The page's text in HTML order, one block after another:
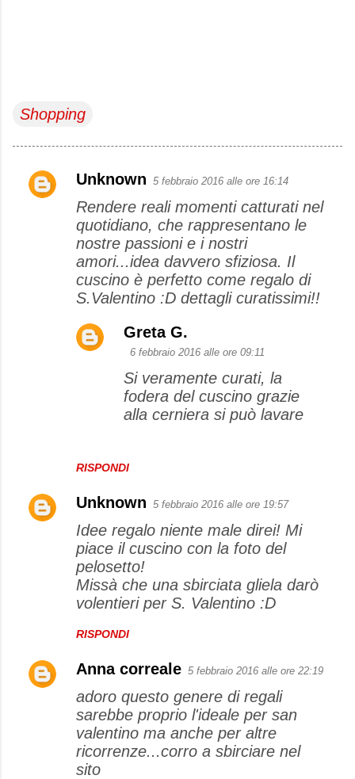
Shopping
C
Unknown 5 febbraio 2016 alle ore 16:14
Rendere reali momenti catturati nel
quotidiano, che rappresentano le
nostre passioni e i nostri
amori...idea davvero sfiziosa. Il
cuscino è perfetto come regalo di
S.Valentino :D dettagli curatissimi!!
RISPONDI
Greta G.
6 febbraio 2016 alle ore 09:11
Si veramente curati, la
fodera del cuscino grazie
alla cerniera si può lavare
Unknown 5 febbraio 2016 alle ore 19:57
Idee regalo niente male direi! Mi
piace il cuscino con la foto del
pelosetto!
Missà che una sbirciata gliela darò
volentieri per S. Valentino :D
RISPONDI
Anna correale 5 febbraio 2016 alle ore 22:19
adoro questo genere di regali
sarebbe proprio l'ideale per san
valentino ma anche per altre
ricorrenze...corro a sbirciare nel
sito